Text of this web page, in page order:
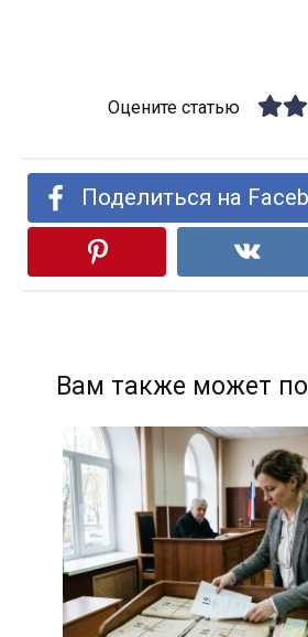
Оцените статью
Поделиться на
Вам также может